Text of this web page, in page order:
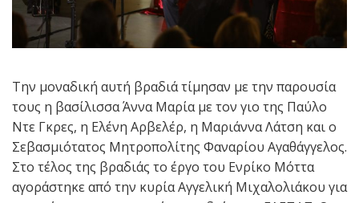
Την μοναδική αυτή βραδιά τίμησαν με την παρουσία
τους η βασίλισσα Άννα Μαρία με τον γιο της Παύλο
Ντε Γκρες, η Ελένη Αρβελέρ, η Μαριάννα Λάτση και ο
Σεβασμιότατος Μητροπολίτης Φαναρίου Αγαθάγγελος.
Στο τέλος της βραδιάς το έργο του Ενρίκο Μόττα
αγοράστηκε από την κυρία Αγγελική Μιχαλολιάκου για